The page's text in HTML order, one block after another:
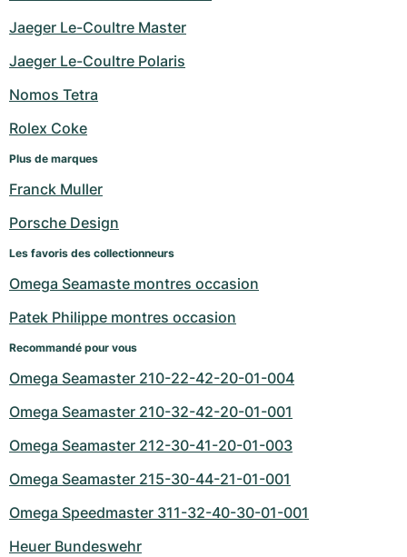
Jaeger Le-Coultre Master
Jaeger Le-Coultre Polaris
Nomos Tetra
Rolex Coke
Plus de marques
Franck Muller
Porsche Design
Les favoris des collectionneurs
Omega Seamaste montres occasion
Patek Philippe montres occasion
Recommandé pour vous
Omega Seamaster 210-22-42-20-01-004
Omega Seamaster 210-32-42-20-01-001
Omega Seamaster 212-30-41-20-01-003
Omega Seamaster 215-30-44-21-01-001
Omega Speedmaster 311-32-40-30-01-001
Heuer Bundeswehr